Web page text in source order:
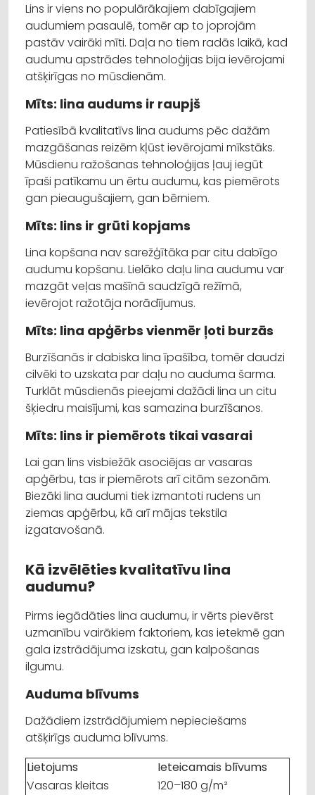
Lins ir viens no populārākajiem dabīgajiem
audumiem pasaulē, tomēr ap to joprojām
pastāv vairāki mīti. Daļa no tiem radās laikā, kad
audumu apstrādes tehnoloģijas bija ievērojami
atšķirīgas no mūsdienām.
Mīts: lina audums ir raupjš
Patiesībā kvalitatīvs lina audums pēc dažām
mazgāšanas reizēm kļūst ievērojami mīkstāks.
Mūsdienu ražošanas tehnoloģijas ļauj iegūt
īpaši patīkamu un ērtu audumu, kas piemērots
gan pieaugušajiem, gan bērniem.
Mīts: lins ir grūti kopjams
Lina kopšana nav sarežģītāka par citu dabīgo
audumu kopšanu. Lielāko daļu lina audumu var
mazgāt veļas mašīnā saudzīgā režīmā,
ievērojot ražotāja norādījumus.
Mīts: lina apģērbs vienmēr ļoti burzās
Burzīšanās ir dabiska lina īpašība, tomēr daudzi
cilvēki to uzskata par daļu no auduma šarma.
Turklāt mūsdienās pieejami dažādi lina un citu
šķiedru maisījumi, kas samazina burzīšanos.
Mīts: lins ir piemērots tikai vasarai
Lai gan lins visbiežāk asociējas ar vasaras
apģērbu, tas ir piemērots arī citām sezonām.
Biezāki lina audumi tiek izmantoti rudens un
ziemas apģērbu, kā arī mājas tekstila
izgatavošanā.
Kā izvēlēties kvalitatīvu lina
audumu?
Pirms iegādāties lina audumu, ir vērts pievērst
uzmanību vairākiem faktoriem, kas ietekmē gan
gala izstrādājuma izskatu, gan kalpošanas
ilgumu.
Auduma blīvums
Dažādiem izstrādājumiem nepieciešams
atšķirīgs auduma blīvums.
Lietojums
Ieteicamais blīvums
Vasaras kleitas
120–180 g/m²